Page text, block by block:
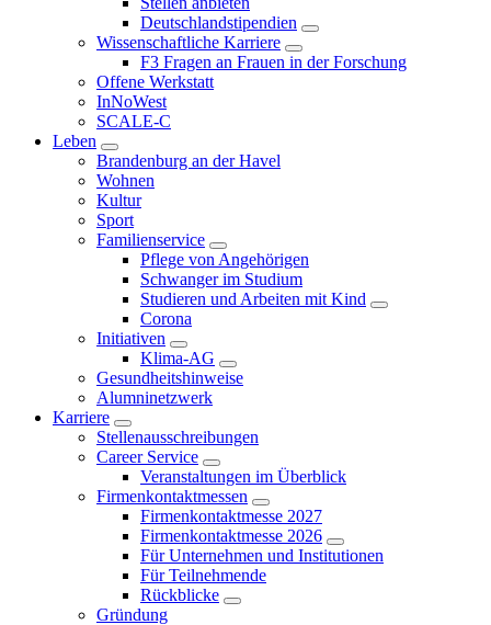
Deutschlandstipendien
Wissenschaftliche Karriere
F3 Fragen an Frauen in der Forschung
Offene Werkstatt
InNoWest
SCALE-C
Leben
Brandenburg an der Havel
Wohnen
Kultur
Sport
Familienservice
Pflege von Angehörigen
Schwanger im Studium
Studieren und Arbeiten mit Kind
Corona
Initiativen
Klima-AG
Gesundheitshinweise
Alumninetzwerk
Karriere
Stellenausschreibungen
Career Service
Veranstaltungen im Überblick
Firmenkontaktmessen
Firmenkontaktmesse 2027
Firmenkontaktmesse 2026
Für Unternehmen und Institutionen
Für Teilnehmende
Rückblicke
Gründung